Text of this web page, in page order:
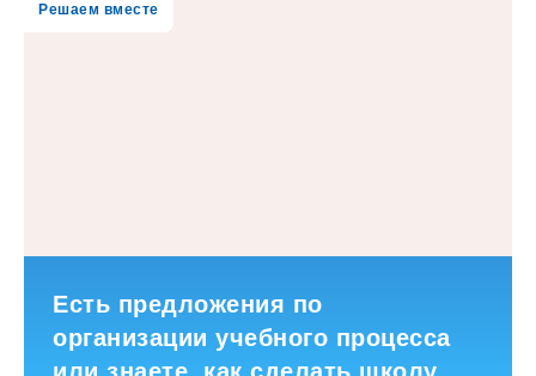
Решаем вместе
Есть предложения по
организации учебного процесса